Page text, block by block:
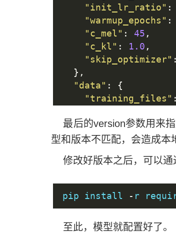
"init_lr_ratio" :
"warmup_epochs" :
"c_mel" : 45 ,
"c_kl" : 1.0 ,
"skip_optimizer" :
},
"data" :
{
"training_files" :
"max_wav_value":
"sampling_rate":
"hop_length":
"mel_fmin"
0.0,
"add_blank": true
最后的version参数用来指
型和版本不匹配，会造成本
修改好版本之后，可以通
pip install - r
至此，模型就配置好了。